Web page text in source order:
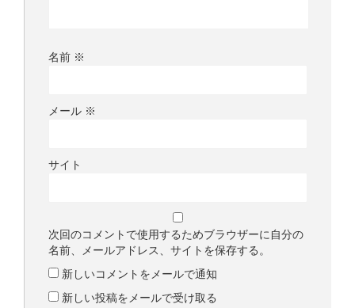
名前 ※
メール ※
サイト
次回のコメントで使用するためブラウザーに自分の
名前、メールアドレス、サイトを保存する。
新しいコメントをメールで通知
新しい投稿をメールで受け取る